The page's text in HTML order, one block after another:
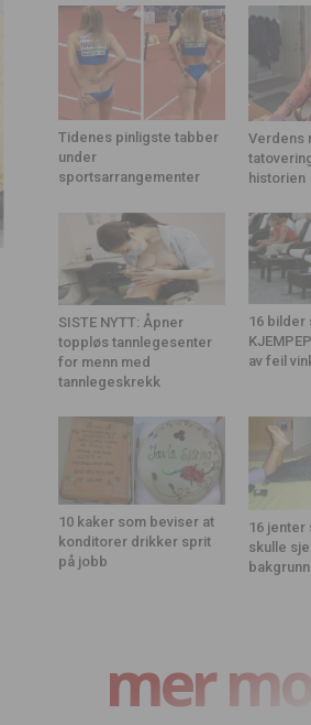
Tidenes pinligste tabber
under
sportsarrangementer
Verdens
historien
SISTE NYTT: Åpner
toppløs tannlegesenter
for menn med
tannlegeskrekk
16 bilder
av feil
10 kaker som beviser at
konditorer drikker sprit
på jobb
16 jenter
skulle
mer